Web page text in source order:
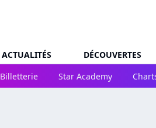
ACTUALITÉS DÉCOUVERTES
Billetterie
Star Academy